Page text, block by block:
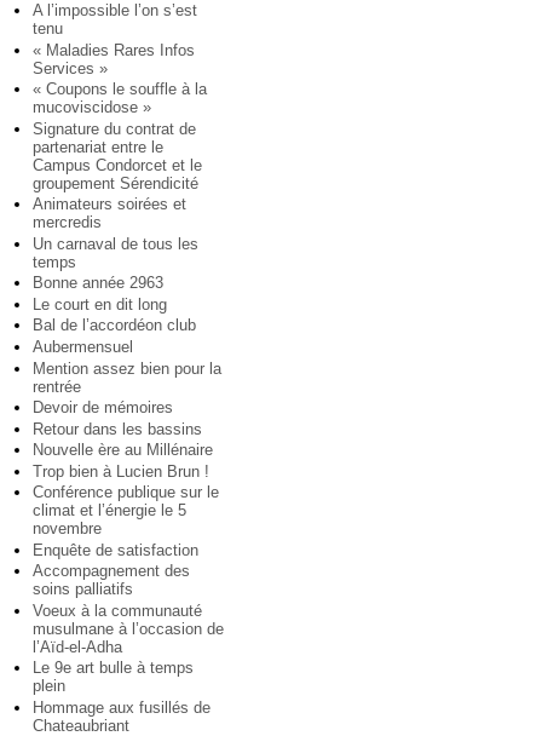
A l’impossible l’on s’est
tenu
« Maladies Rares Infos
Services »
« Coupons le souffle à la
mucoviscidose »
Signature du contrat de
partenariat entre le
Campus Condorcet et le
groupement Sérendicité
Animateurs soirées et
mercredis
Un carnaval de tous les
temps
Bonne année 2963
Le court en dit long
Bal de l’accordéon club
Aubermensuel
Mention assez bien pour la
rentrée
Devoir de mémoires
Retour dans les bassins
Nouvelle ère au Millénaire
Trop bien à Lucien Brun !
Conférence publique sur le
climat et l’énergie le 5
novembre
Enquête de satisfaction
Accompagnement des
soins palliatifs
Voeux à la communauté
musulmane à l’occasion de
l’Aïd-el-Adha
Le 9e art bulle à temps
plein
Hommage aux fusillés de
Chateaubriant